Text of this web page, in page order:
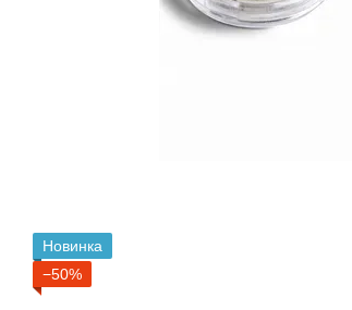
Новинка
−50%